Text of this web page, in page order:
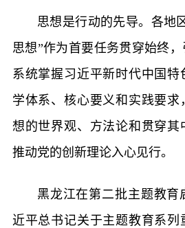
思想是行动的先导。各地
思想”作为首要任务贯穿始终
系统掌握习近平新时代中国
学体系、核心要义和实践要求
想的世界观、方法论和贯穿其
推动党的创新理论入心见行。
黑龙江在第二批主题教育
近平总书记关于主题教育系列